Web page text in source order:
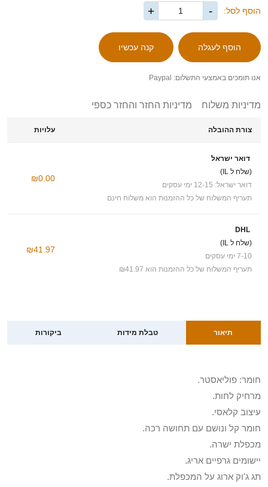
הוסף לסל: -
+
אנו תומכים באמצעי התשלום: Paypal
מדיניות משלוח מדיניות החזר והחזר כספי
צורת ההובלה עלויות
דואר ישראל
(שלח ל IL)
דואר ישראל: 12-15 ימי עסקים
תעריף המשלוח של כל ההזמנות הוא משלוח חינם
₪0.00
DHL
(שלח ל IL)
7-10 ימי עסקים
תעריף המשלוח של כל ההזמנות הוא ₪41.97
₪41.97
תיאור טבלת מידות ביקורות
חומר: פוליאסטר.
מרחיק לחות.
עיצוב קלאסי.
חומר קל ונושם עם תחושה רכה.
מכפלת ישרה.
יישומים גרפיים אריג.
תג ג'וק ארוג על המכפלת.